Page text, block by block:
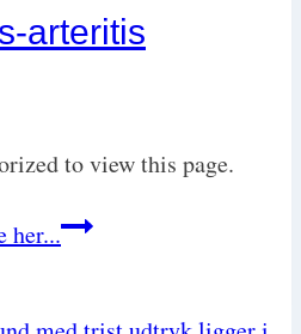
arteritis
to view this page.
her...Steroid-
meningitis-